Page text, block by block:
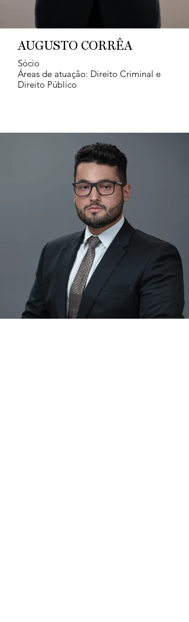
AUGUSTO CORRÊA
Sócio
Áreas de atuação: Direito Criminal e
Direito Público